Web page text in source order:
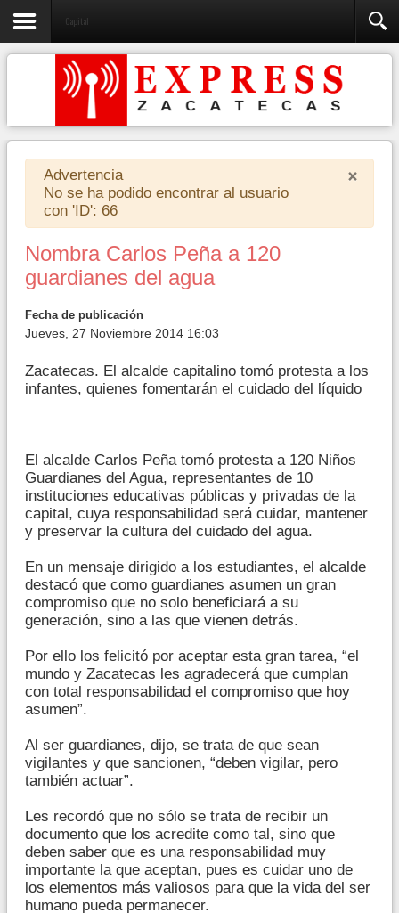
Capital
×
Advertencia
No se ha podido encontrar al usuario
con 'ID': 66
Nombra Carlos Peña a 120
guardianes del agua
Fecha de publicación
Jueves, 27 Noviembre 2014 16:03
Zacatecas. El alcalde capitalino tomó protesta a los
infantes, quienes fomentarán el cuidado del líquido
El alcalde Carlos Peña tomó protesta a 120 Niños
Guardianes del Agua, representantes de 10
instituciones educativas públicas y privadas de la
capital, cuya responsabilidad será cuidar, mantener
y preservar la cultura del cuidado del agua.
En un mensaje dirigido a los estudiantes, el alcalde
destacó que como guardianes asumen un gran
compromiso que no solo beneficiará a su
generación, sino a las que vienen detrás.
Por ello los felicitó por aceptar esta gran tarea, “el
mundo y Zacatecas les agradecerá que cumplan
con total responsabilidad el compromiso que hoy
asumen”.
Al ser guardianes, dijo, se trata de que sean
vigilantes y que sancionen, “deben vigilar, pero
también actuar”.
Les recordó que no sólo se trata de recibir un
documento que los acredite como tal, sino que
deben saber que es una responsabilidad muy
importante la que aceptan, pues es cuidar uno de
los elementos más valiosos para que la vida del ser
humano pueda permanecer.